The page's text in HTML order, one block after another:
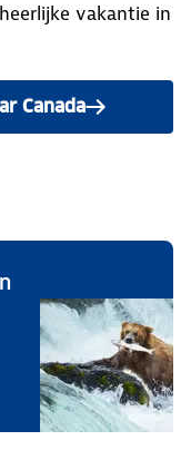
vakantie in
Canada